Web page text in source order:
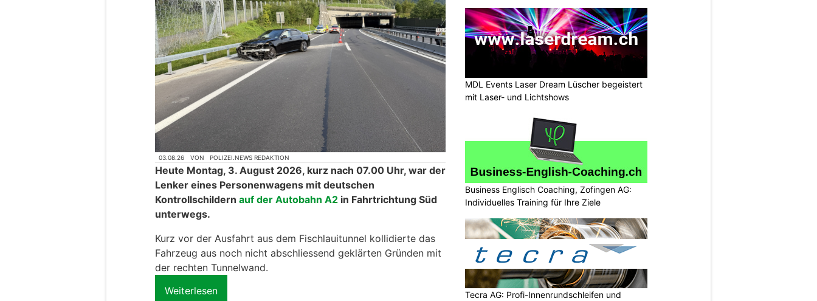
03.08.26 VON POLIZEI.NEWS REDAKTION
Heute Montag, 3. August 2026, kurz nach 07.00 Uhr, war der
Lenker eines Personenwagens mit deutschen
Kontrollschildern auf der Autobahn A2 in Fahrtrichtung Süd
unterwegs.
Kurz vor der Ausfahrt aus dem Fischlauitunnel kollidierte das
Fahrzeug aus noch nicht abschliessend geklärten Gründen mit
der rechten Tunnelwand.
Weiterlesen
MDL Events Laser Dream Lüscher begeistert
mit Laser- und Lichtshows
Business Englisch Coaching, Zofingen AG:
Individuelles Training für Ihre Ziele
Tecra AG: Profi-Innenrundschleifen und